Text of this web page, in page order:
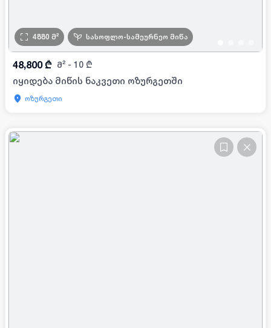
4880 მ² სასოფლო-სამეურნეო მიწა
48,800 ₾ მ² - 10 ₾
იყიდება მიწის ნაკვეთი ოზურგეთში
ოზურგეთი